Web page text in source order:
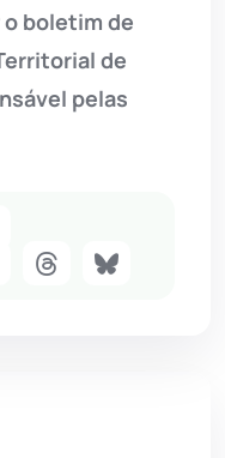
boletim de
de
pelas